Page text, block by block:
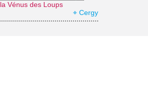
Vénus des Loups
⌖ Cergy